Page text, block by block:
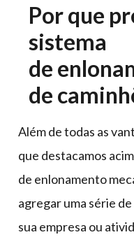
Por que
sistema
de
de
Além de todas as
que destacamos
de enlonamento
agregar uma série
sua empresa ou